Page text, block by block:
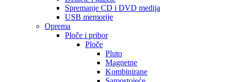
Spremanje CD i DVD medija
USB memorije
Oprema
Ploče i pribor
Ploče
Pluto
Magnetne
Kombinirane